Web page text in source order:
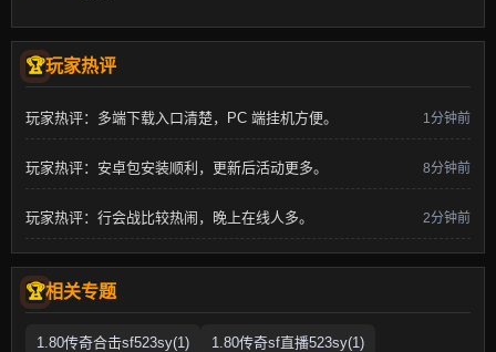
玩家热评
玩家热评：多端下载入口清楚，PC 端挂机方便。 1分钟前
玩家热评：安卓包安装顺利，更新后活动更多。 8分钟前
玩家热评：行会战比较热闹，晚上在线人多。 2分钟前
相关专题
1.80传奇合击sf523sy(1) 1.80传奇sf直播523sy(1)